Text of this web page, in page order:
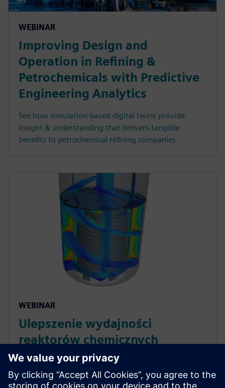
WEBINAR
Improving Design and
Operation in Refining &
Petrochemicals with Predictive
Engineering Analytics
See how simulation-based digital twins provide
insight & understanding that delivers tangible
benefits to petrochemical refining companies.
WEBINAR
Ulepszenie wydajności
reaktorów chemicznych
poprzez symulację ich
charakterystyki termicznej